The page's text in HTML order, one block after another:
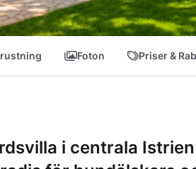
Foton Priser &
i centrala